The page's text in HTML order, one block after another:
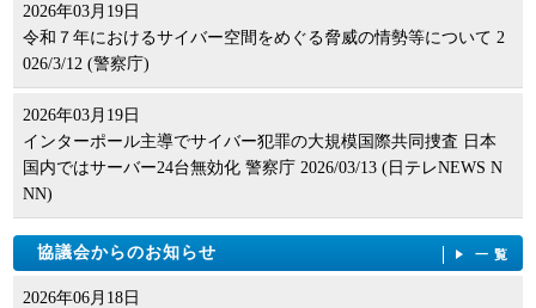
2026年03月19日
令和７年におけるサイバー空間をめぐる脅威の情勢等について 2
026/3/12 (警察庁)
2026年03月19日
インターポール主導でサイバー犯罪の大規模国際共同捜査 日本
国内ではサーバー24台無効化 警察庁 2026/03/13 (日テレNEWS N
NN)
協議会からのお知らせ 一覧
2026年06月18日